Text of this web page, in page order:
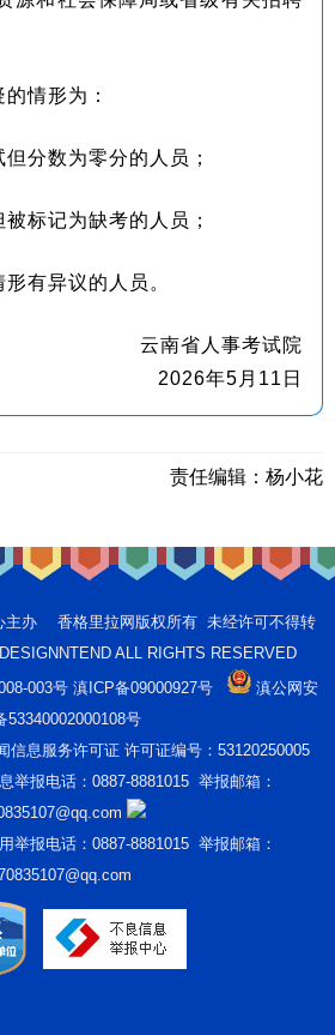
情形为：
但分数为零分的人员；
被标记为缺考的人员；
形有异议的人员。
云南省人事考试院
2026年5月11日
责任编辑： 杨小花
主办 香格里拉网版权所有 未经许可不得转
ALL RIGHTS RESERVED
003号 滇ICP备09000927号
滇公网安
53340002000108号
信息服务许可证 许可证编号：53120250005
举报电话：0887-8881015 举报邮箱：
举报电话：0887-8881015 举报邮箱：